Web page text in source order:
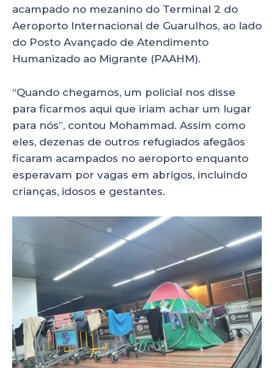
acampado no mezanino do Terminal 2 do
Aeroporto Internacional de Guarulhos, ao lado
do Posto Avançado de Atendimento
Humanizado ao Migrante (PAAHM).
“Quando chegamos, um policial nos disse
para ficarmos aqui que iriam achar um lugar
para nós”, contou Mohammad. Assim como
eles, dezenas de outros refugiados afegãos
ficaram acampados no aeroporto enquanto
esperavam por vagas em abrigos, incluindo
crianças, idosos e gestantes.